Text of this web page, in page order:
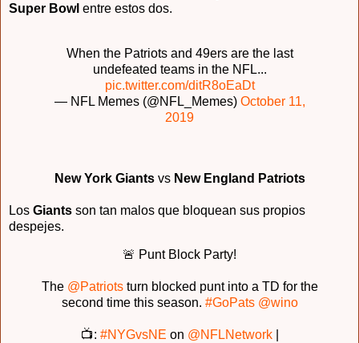
Super Bowl entre estos dos.
When the Patriots and 49ers are the last
undefeated teams in the NFL...
pic.twitter.com/ditR8oEaDt
— NFL Memes (@NFL_Memes) October 11,
2019
New York Giants vs New England Patriots
Los Giants son tan malos que bloquean sus propios
despejes.
🚨 Punt Block Party!
The @Patriotsturn blocked punt into a TD for the
second time this season. #GoPats @wino
📺: #NYGvsNE on @NFLNetwork|